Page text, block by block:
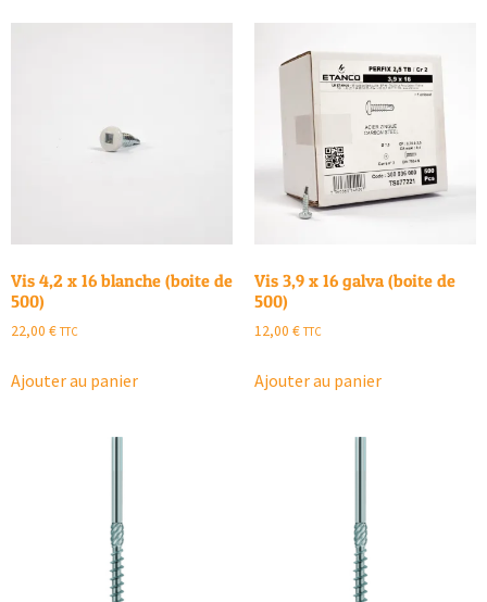
Vis 4,2 x 16 blanche (boite de
500)
22,00 € TTC
Ajouter au panier
Vis 3,9 x 16 galva (boite de
500)
12,00 € TTC
Ajouter au panier